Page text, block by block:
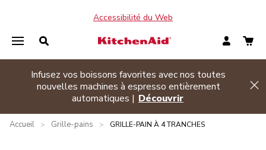
Accessibilité du Web
Infusez vos boissons favorites avec nos toutes
nouvelles machines à espresso entièrement
automatiques | Découvrir
Accueil > Grille-pains > GRILLE-PAIN À 4 TRANCHES